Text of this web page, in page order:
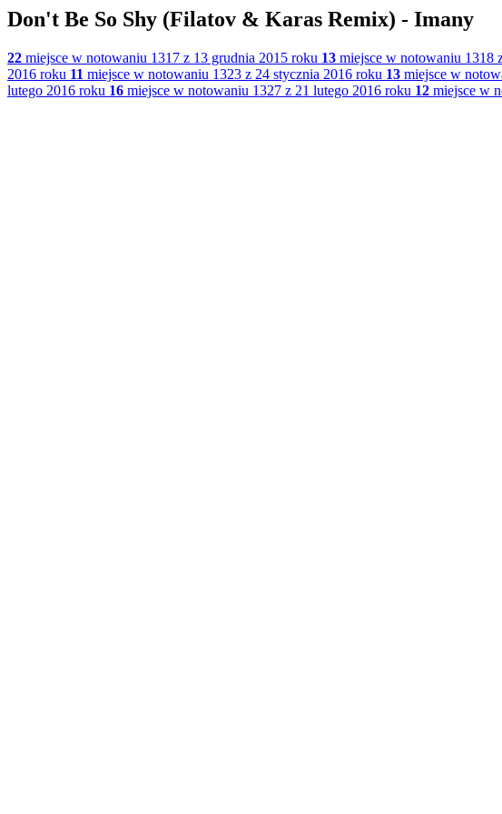
Don't Be So Shy (Filatov & Karas Remix) - Imany
22 miejsce w notowaniu 1317 z 13 grudnia 2015 roku 13 miejsce w notowaniu 1318
2016 roku 11 miejsce w notowaniu 1323 z 24 stycznia 2016 roku 13 miejsce w
lutego 2016 roku 16 miejsce w notowaniu 1327 z 21 lutego 2016 roku 12 miejsce w